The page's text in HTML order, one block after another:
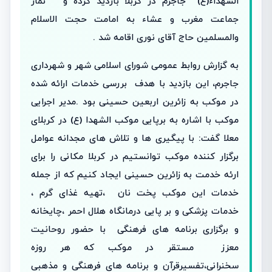
جماعت مغرب و عشاء به امامت حجت الاسلام
والمسلمین حاج آقای نوری اقامه شد .
به گزارش روابط عمومی شورای اسلامی شهر و شهرداری
جاجرم، این بازدید با هدف بررسی خدمات ارائه شده
در موکب به زائرین اربعین حسینی بود .مدیر اجرایی
موکب با اشاره به برپایی موکب الشهدا (ع) در کربلای
معلا گفت: با پیگیری ها و تلاش های مجدانه عوامل
برگزار کننده موکب توانستیم در کربلا مکانی را برای
ارئه خدمت به زائرین حسینی ایجاد کنیم که از جمله
خدمات این موکب پخت نان ،تهیه غذای گرم ،
خدمات پزشکی و بر پایی درمانگاه هلال احمر ،چایخانه
و برگزاری برنامه های فرهنگی با حضور روحانیت
معزز مستقر در موکب که هر روزه
سخنرانی،تفسیرقرآن و برنامه های فرهنگی و مذهبی